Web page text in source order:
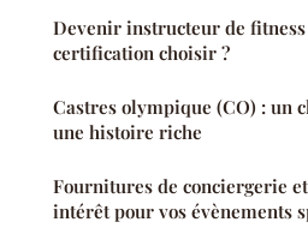
Devenir instructeur de
certification choisir ?
Castres olympique (CO) : un
une histoire riche
Fournitures de conciergerie
intérêt pour vos évènements